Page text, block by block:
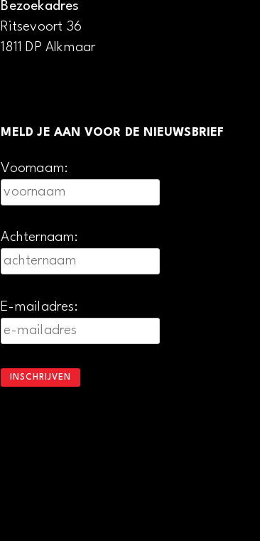
Bezoekadres
Ritsevoort 36
1811 DP Alkmaar
MELD JE AAN VOOR DE NIEUWSBRIEF
Voornaam:
Achternaam:
E-mailadres: